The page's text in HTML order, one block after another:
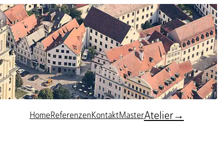
HomeReferenzenKontaktMasterAtelier→